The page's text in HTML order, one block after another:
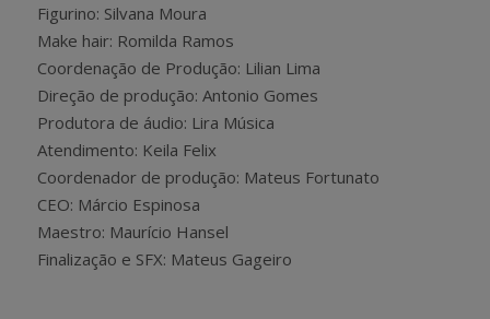
Figurino: Silvana Moura
Make hair: Romilda Ramos
Coordenação de Produção: Lilian Lima
Direção de produção: Antonio Gomes
Produtora de áudio: Lira Música
Atendimento: Keila Felix
Coordenador de produção: Mateus Fortunato
CEO: Márcio Espinosa
Maestro: Maurício Hansel
Finalização e SFX: Mateus Gageiro